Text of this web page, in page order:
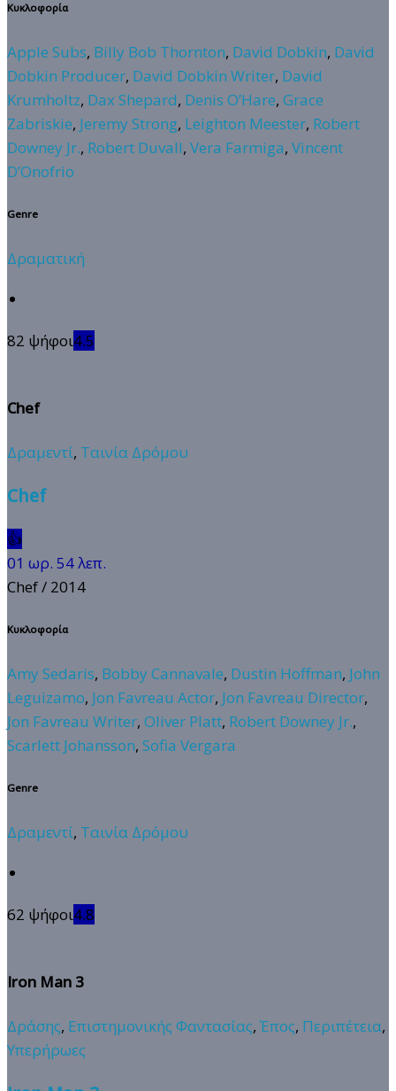
Κυκλοφορία
Apple Subs, Billy Bob Thornton, David Dobkin, David
Dobkin Producer, David Dobkin Writer, David
Krumholtz, Dax Shepard, Denis O’Hare, Grace
Zabriskie, Jeremy Strong, Leighton Meester, Robert
Downey Jr., Robert Duvall, Vera Farmiga, Vincent
D’Onofrio
Genre
Δραματική
82 ψήφοι4.5
Chef
Δραμεντί, Ταινία Δρόμου
Chef
👍
01 ωρ. 54 λεπ.
Chef/ 2014
Κυκλοφορία
Amy Sedaris, Bobby Cannavale, Dustin Hoffman, John
Leguizamo, Jon Favreau Actor, Jon Favreau Director,
Jon Favreau Writer, Oliver Platt, Robert Downey Jr.,
Scarlett Johansson, Sofia Vergara
Genre
Δραμεντί, Ταινία Δρόμου
62 ψήφοι4.8
Iron Man 3
Δράσης, Επιστημονικής Φαντασίας, Έπος, Περιπέτεια,
Υπερήρωες